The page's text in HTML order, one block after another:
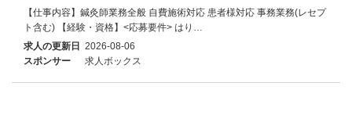
【仕事内容】鍼灸師業務全般 自費施術対応 患者様対応 事務業務(レセプ
ト含む) 【経験・資格】<応募要件> はり…
求人の更新日 2026-08-06
スポンサー
求人ボックス